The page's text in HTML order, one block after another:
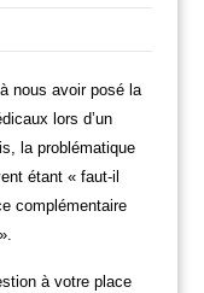
nous avoir posé la
lors d’un
la problématique
étant « faut-il
complémentaire
à votre place